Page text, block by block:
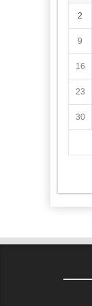
2
9
16
23
30